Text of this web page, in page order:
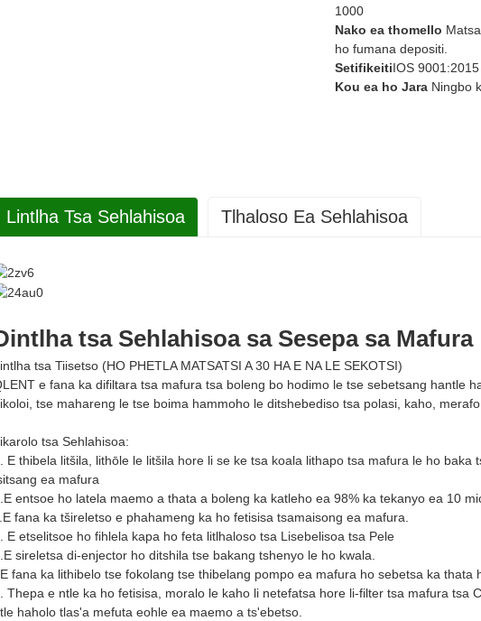
1000
Nako ea thomello
ho fumana depositi.
SetifikeitiIOS
Kou ea ho Jara Ningbo
Lintlha Tsa Sehlahisoa Tlhaloso Ea Sehlahisoa
tsa Sehlahisoa sa Sesepa sa Mafura
tsa Tiisetso (HO PHETLA MATSATSI A 30 HA E NA LE SEKOTSI)
e fana ka difiltara tsa mafura tsa boleng bo hodimo le tse sebetsang hantle
tse mahareng le tse boima hammoho le ditshebediso tsa polasi, kaho,
tsa Sehlahisoa:
E thibela litšila, lithōle le litšila hore li se ke tsa koala lithapo tsa mafura le ho baka
ea mafura
entsoe ho latela maemo a thata a boleng ka katleho ea 98% ka tekanyo ea 10
fana ka tšireletso e phahameng ka ho fetisisa tsamaisong ea mafura.
E etselitsoe ho fihlela kapa ho feta litlhaloso tsa Lisebelisoa tsa Pele
sireletsa di-enjector ho ditshila tse bakang tshenyo le ho kwala.
fana ka lithibelo tse fokolang tse thibelang pompo ea mafura ho sebetsa ka thata
Thepa e ntle ka ho fetisisa, moralo le kaho li netefatsa hore li-filter tsa mafura tsa
haholo tlas'a mefuta eohle ea maemo a ts'ebetso.